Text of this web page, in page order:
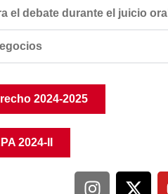
el debate durante el juicio oral
2024-2025
2024-II